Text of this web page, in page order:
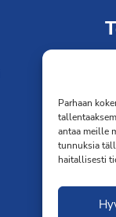
Parhaan
antaa meille
tunnuksia
haitallisesti